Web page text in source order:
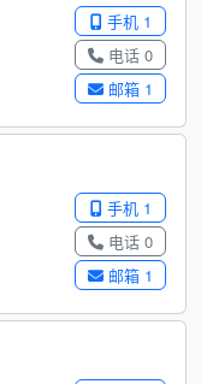
手机 1
电话 0
邮箱 1
手机 1
电话 0
邮箱 1